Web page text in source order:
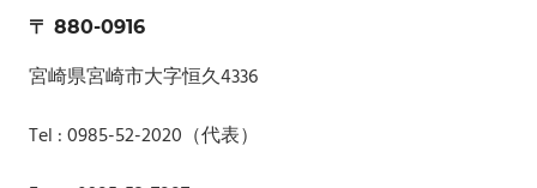
〒 880-0916
宮崎県宮崎市大字恒久4336
Tel : 0985-52-2020（代表）